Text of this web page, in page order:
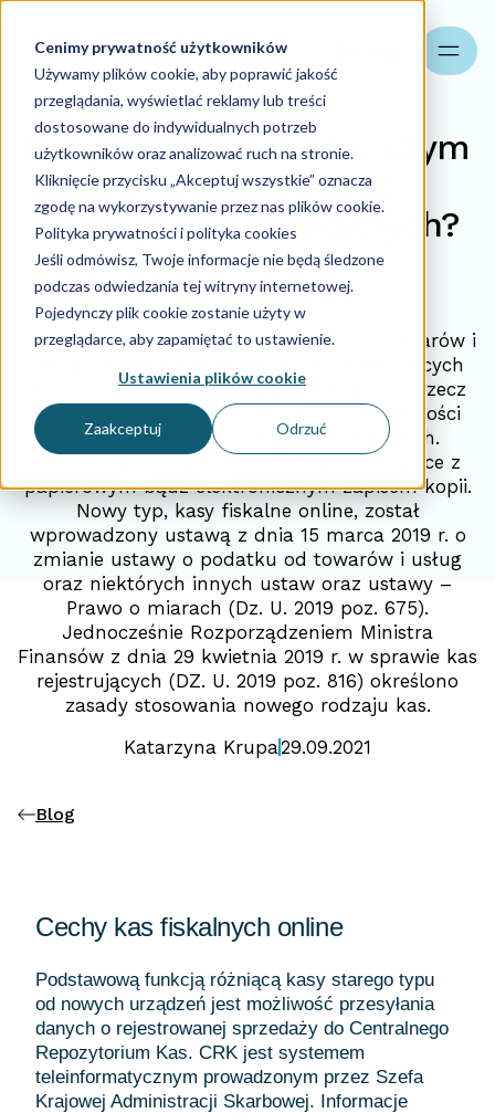
Cenimy prywatność użytkowników
Używamy plików cookie, aby poprawić jakość
przeglądania, wyświetlać reklamy lub treści
dostosowane do indywidualnych potrzeb
użytkowników oraz analizować ruch na stronie.
Kliknięcie przycisku „Akceptuj wszystkie” oznacza
zgodę na wykorzystywanie przez nas plików cookie.
Polityka prywatności i polityka cookies
Jeśli odmówisz, Twoje informacje nie będą śledzone
podczas odwiedzania tej witryny internetowej.
Pojedynczy plik cookie zostanie użyty w
przeglądarce, aby zapamiętać to ustawienie.
Ustawienia plików cookie
Zaakceptuj Odrzuć
Kasy fiskalne online: czym
są i co je różni od
zwykłych kas fiskalnych?
29.09.2021
Zgodnie z art. 111 ustawy o podatku od towarów i
usług obowiązek stosowania kas rejestrujących
mają podatnicy dokonujący sprzedaży na rzecz
osób fizycznych nieprowadzących działalności
gospodarczej oraz rolników ryczałtowych.
Dotychczas stosowane były kasy rejestrujące z
papierowym bądź elektronicznym zapisem kopii.
Nowy typ, kasy fiskalne online, został
wprowadzony ustawą z dnia 15 marca 2019 r. o
zmianie ustawy o podatku od towarów i usług
oraz niektórych innych ustaw oraz ustawy –
Prawo o miarach (Dz. U. 2019 poz. 675).
Jednocześnie Rozporządzeniem Ministra
Finansów z dnia 29 kwietnia 2019 r. w sprawie kas
rejestrujących (DZ. U. 2019 poz. 816) określono
zasady stosowania nowego rodzaju kas.
Katarzyna Krupa29.09.2021
Blog
Cechy kas fiskalnych online
Podstawową funkcją różniącą kasy starego typu
od nowych urządzeń jest możliwość przesyłania
danych o rejestrowanej sprzedaży do Centralnego
Repozytorium Kas. CRK jest systemem
teleinformatycznym prowadzonym przez Szefa
Krajowej Administracji Skarbowej. Informacje